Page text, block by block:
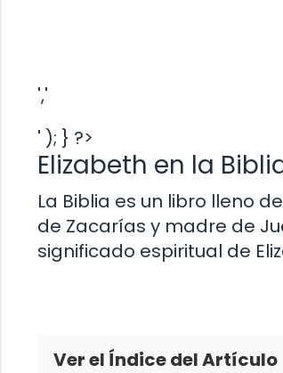
','
' ); } ?>
Elizabeth en la
La Biblia es un libro lleno
de Zacarías y madre de
significado espiritual de
Ver el Índice del Artículo